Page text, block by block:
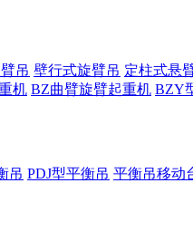
吊 壁行式旋臂吊 定柱式悬
机 BZ曲臂旋臂起重机 BZY
吊 PDJ型平衡吊 平衡吊移动